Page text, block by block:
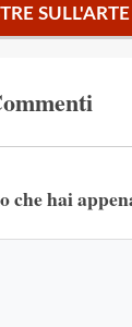
SULL'ARTE
che hai